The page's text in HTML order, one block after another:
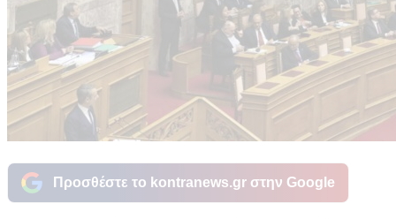
Προσθέστε το kontranews.gr στην Google